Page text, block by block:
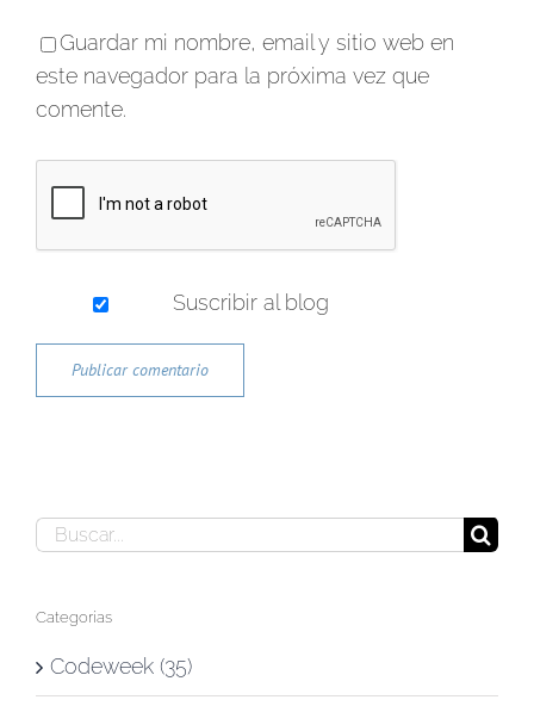
Guardar mi nombre, email y sitio web en
este navegador para la próxima vez que
comente.
Suscribir al blog
Buscar:
Categorías
Codeweek (35)